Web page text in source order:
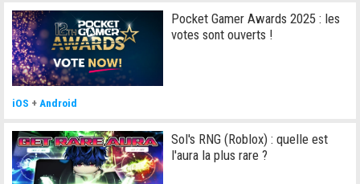
Pocket Gamer Awards 2025 : les
votes sont ouverts !
iOS + Android
Sol's RNG (Roblox) : quelle est
l'aura la plus rare ?